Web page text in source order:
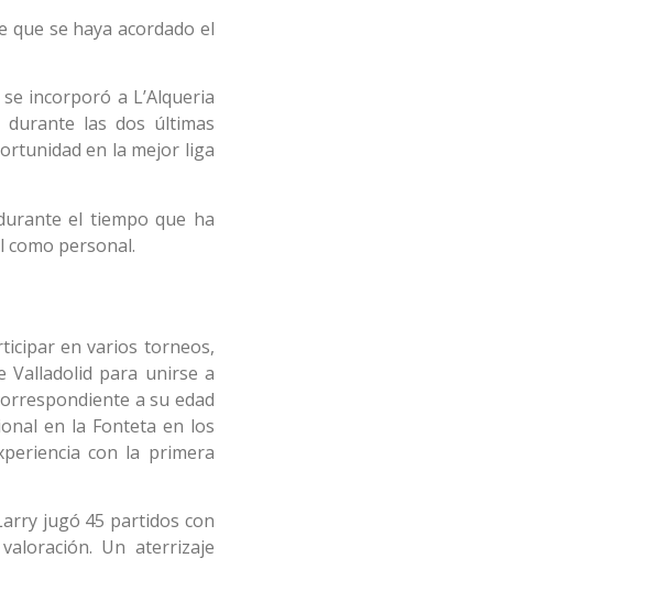
que se haya acordado el
incorporó a L’Alqueria
las dos últimas
en la mejor liga
el tiempo que ha
como personal.
en varios torneos,
Valladolid para unirse a
a su edad
en la Fonteta en los
con la primera
jugó 45 partidos con
Un aterrizaje